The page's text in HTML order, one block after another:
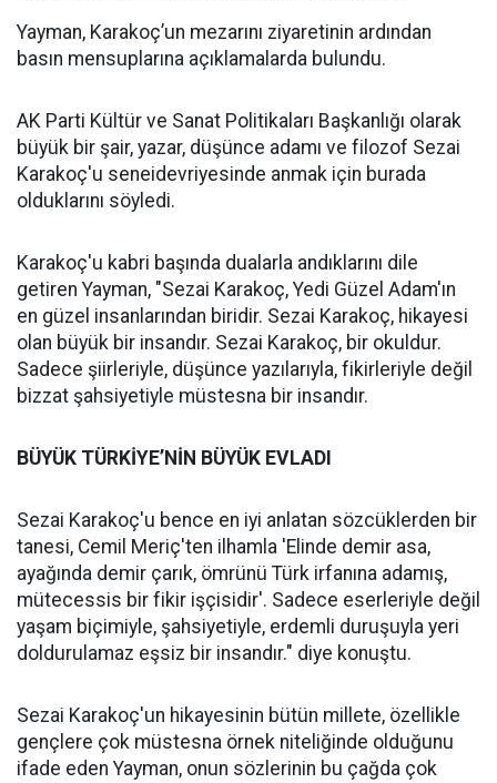
Yayman, Karakoç’un mezarını ziyaretinin ardından
basın mensuplarına açıklamalarda bulundu.
AK Parti Kültür ve Sanat Politikaları Başkanlığı olarak
büyük bir şair, yazar, düşünce adamı ve filozof Sezai
Karakoç'u seneidevriyesinde anmak için burada
olduklarını söyledi.
Karakoç'u kabri başında dualarla andıklarını dile
getiren Yayman, "Sezai Karakoç, Yedi Güzel Adam'ın
en güzel insanlarından biridir. Sezai Karakoç, hikayesi
olan büyük bir insandır. Sezai Karakoç, bir okuldur.
Sadece şiirleriyle, düşünce yazılarıyla, fikirleriyle değil
bizzat şahsiyetiyle müstesna bir insandır.
BÜYÜK TÜRKİYE’NİN BÜYÜK EVLADI
Sezai Karakoç'u bence en iyi anlatan sözcüklerden bir
tanesi, Cemil Meriç'ten ilhamla 'Elinde demir asa,
ayağında demir çarık, ömrünü Türk irfanına adamış,
mütecessis bir fikir işçisidir'. Sadece eserleriyle değil
yaşam biçimiyle, şahsiyetiyle, erdemli duruşuyla yeri
doldurulamaz eşsiz bir insandır." diye konuştu.
Sezai Karakoç'un hikayesinin bütün millete, özellikle
gençlere çok müstesna örnek niteliğinde olduğunu
ifade eden Yayman, onun sözlerinin bu çağda çok